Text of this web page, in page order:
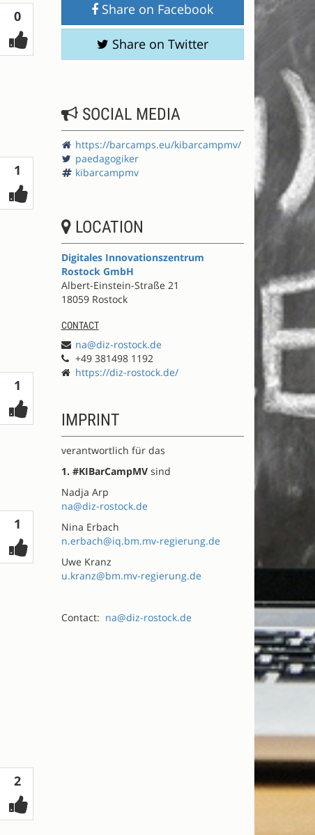
0Votes
1
1
1
2Votes
Share on Facebook
Share on Twitter
SOCIAL MEDIA
https://barcamps.eu/kibarcampmv/
paedagogiker
kibarcampmv
LOCATION
Digitales Innovationszentrum
Rostock GmbH
Albert-Einstein-Straße 21
18059 Rostock
CONTACT
na@diz-rostock.de
+49 381498 1192
https://diz-rostock.de/
IMPRINT
verantwortlich für das
1. #KIBarCampMVsind
Nadja Arp
na@diz-rostock.de
Nina Erbach
n.erbach@iq.bm.mv-regierung.de
Uwe Kranz
u.kranz@bm.mv-regierung.de
Contact: na@diz-rostock.de